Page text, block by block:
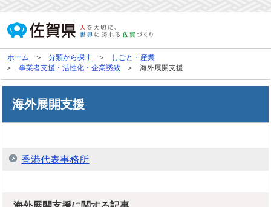
ホーム 分類から探す
しごと・産業
事業者支援・活性化・企業誘致
海外展開支援
海外展開支援
香港代表事務所